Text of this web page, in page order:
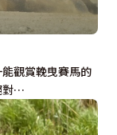
觀賞輓曳賽馬的
對…